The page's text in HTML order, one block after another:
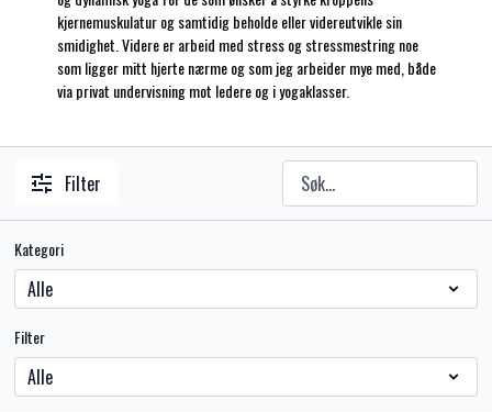
kjernemuskulatur og samtidig beholde eller videreutvikle sin
smidighet. Videre er arbeid med stress og stressmestring noe
som ligger mitt hjerte nærme og som jeg arbeider mye med, både
via privat undervisning mot ledere og i yogaklasser.
Filter
Kategori
Filter